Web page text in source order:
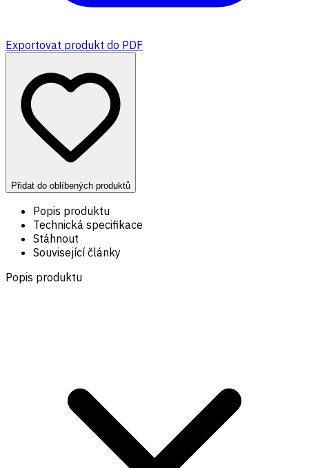
Exportovat produkt do PDF
Přidat do oblíbených produktů
Popis produktu
Technická specifikace
Stáhnout
Související články
Popis produktu